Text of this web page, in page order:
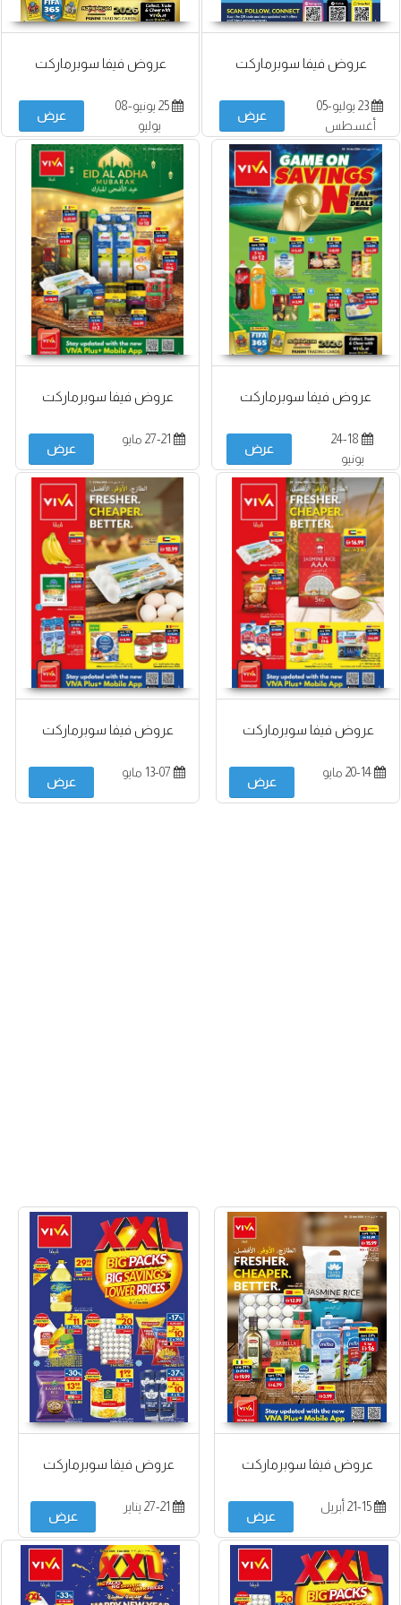
عروض فيفا سوبرماركت
23 يوليو-05
أغسطس
عرض
عروض فيفا سوبرماركت
25 يونيو-08
يوليو
عرض
عروض فيفا سوبرماركت
24-18
يونيو
عرض
عروض فيفا سوبرماركت
عرض
عروض فيفا سوبرماركت
20-14 مايو
عرض
عروض فيفا سوبرماركت
عرض
عروض فيفا سوبرماركت
عرض
عروض فيفا سوبرماركت
عرض